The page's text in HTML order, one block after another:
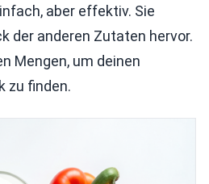
aber effektiv. Sie
der anderen Zutaten hervor.
Mengen, um deinen
zu finden.